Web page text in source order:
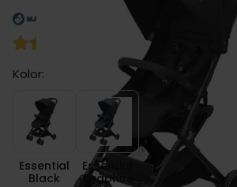
(opinie: 1)
Kolor:
Essential Black
Essential
Black
Essential Graphite
Essential
Graphite